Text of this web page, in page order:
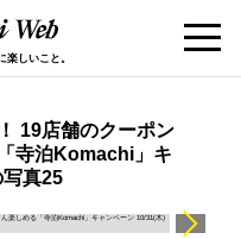
楽しいこと。
19店舗のクーポン
寺泊Komachi」キ
写真25